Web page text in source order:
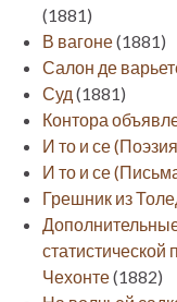
(1881)
В вагоне(1881)
Салон де
Суд (1881)
Контора
И то и се
И то и се
Грешник из
Чехонте(1882)